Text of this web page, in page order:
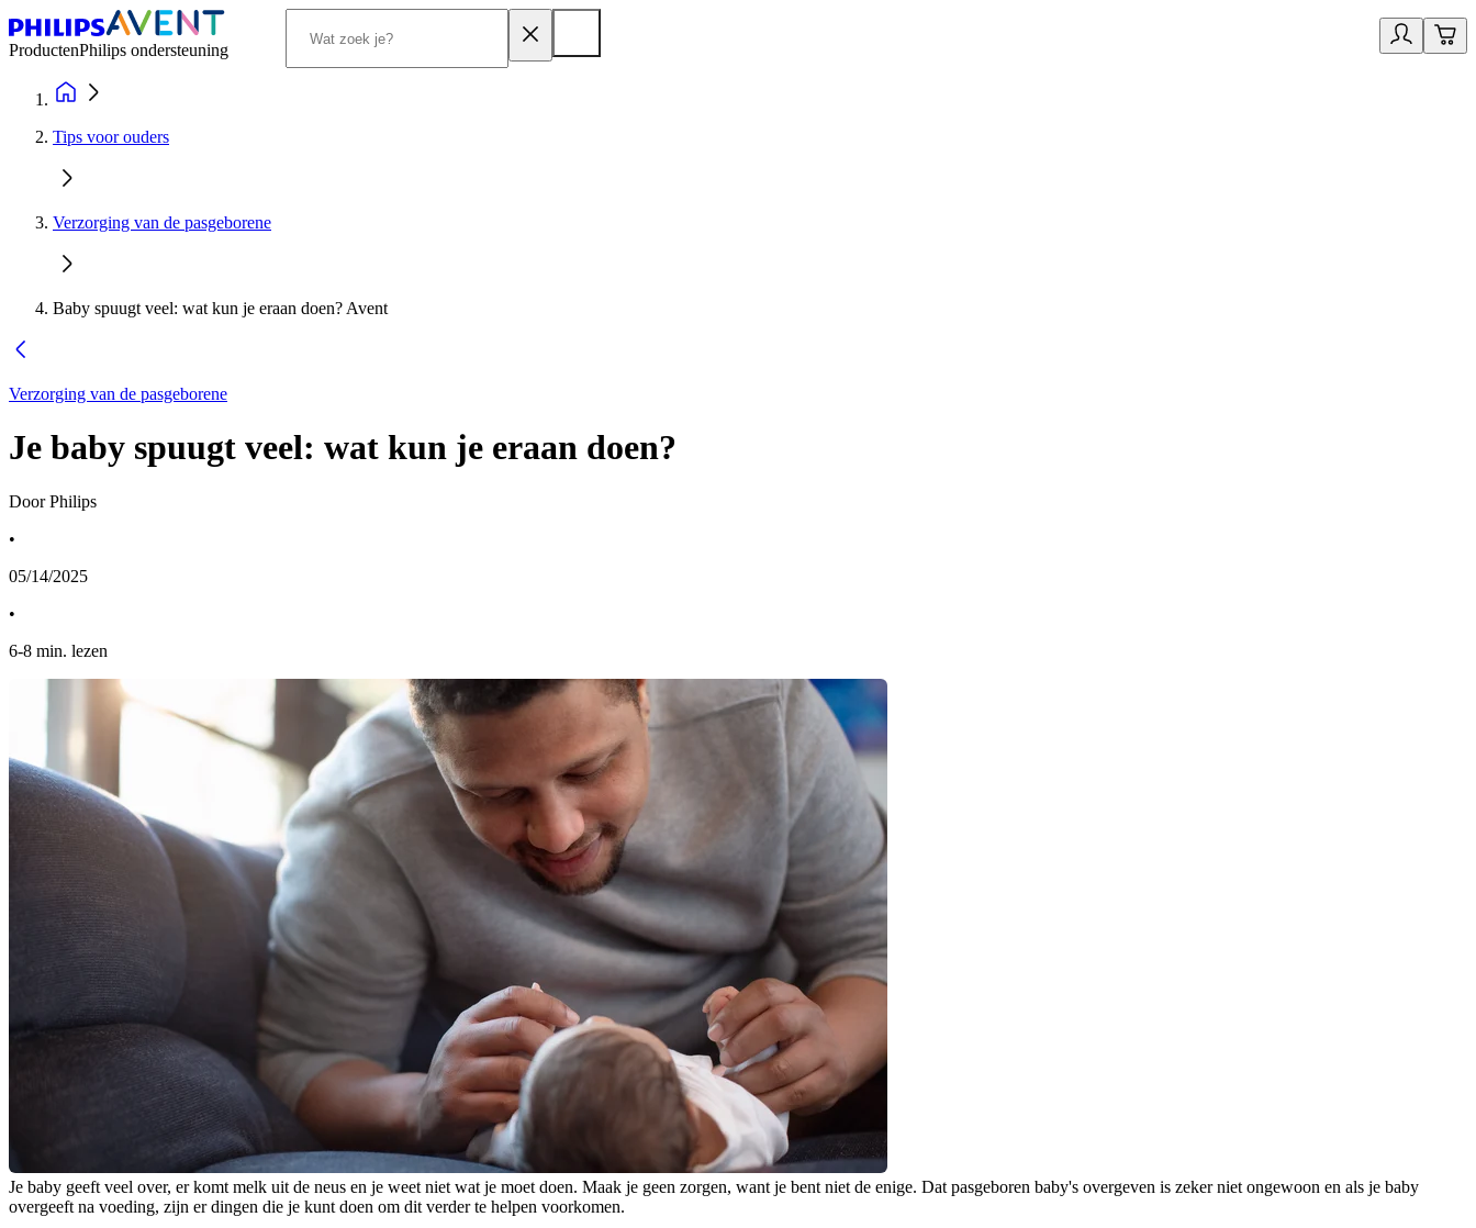
ProductenPhilips ondersteuning
Tips voor ouders
Verzorging van de pasgeborene
Baby spuugt veel: wat kun je eraan doen? Avent
Verzorging van de pasgeborene
Je baby spuugt veel: wat kun je eraan doen?
Door Philips
•
05/14/2025
•
6-8 min. lezen
Je baby geeft veel over, er komt melk uit de neus en je weet niet wat je moet doen. Maak je geen zorgen, want je bent niet de enige. Dat pasgeboren baby's overgeven is zeker niet ongewoon en als je baby
overgeeft na voeding, zijn er dingen die je kunt doen om dit verder te helpen voorkomen.